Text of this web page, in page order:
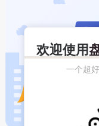
欢迎使用
一个超